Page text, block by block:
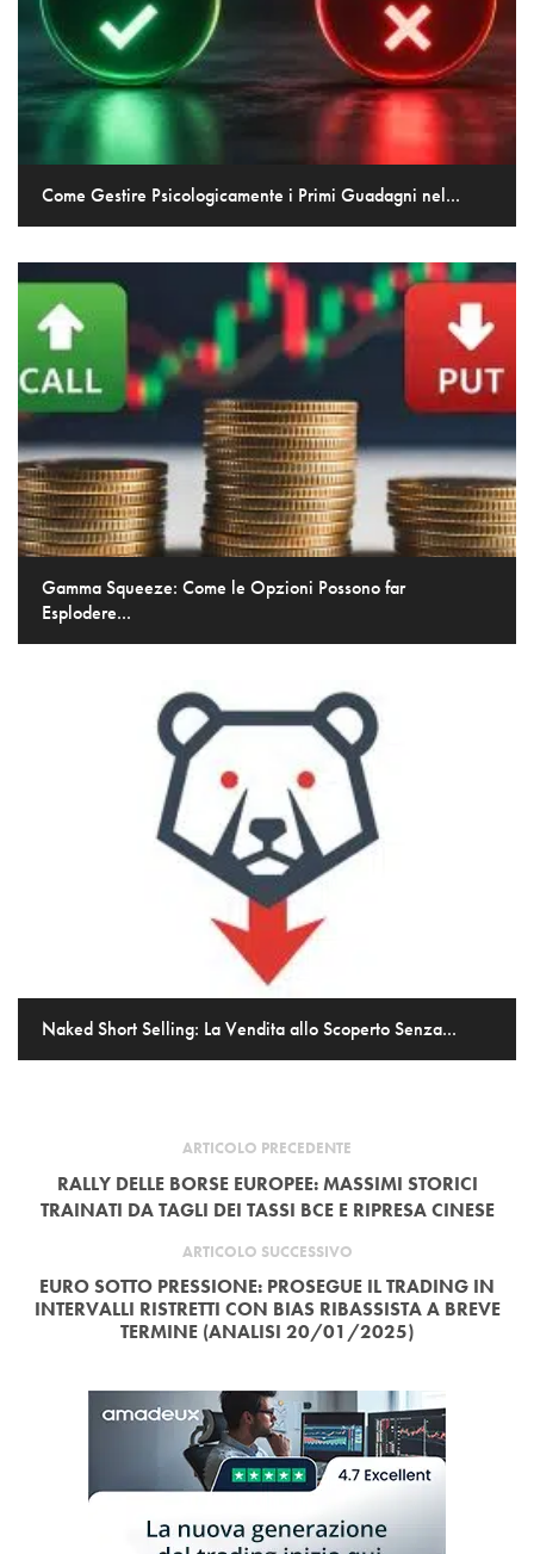
Come Gestire Psicologicamente i Primi Guadagni nel...
Gamma Squeeze: Come le Opzioni Possono far
Esplodere...
Naked Short Selling: La Vendita allo Scoperto Senza...
ARTICOLO PRECEDENTE
RALLY DELLE BORSE EUROPEE: MASSIMI STORICI
TRAINATI DA TAGLI DEI TASSI BCE E RIPRESA CINESE
ARTICOLO SUCCESSIVO
EURO SOTTO PRESSIONE: PROSEGUE IL TRADING IN
INTERVALLI RISTRETTI CON BIAS RIBASSISTA A BREVE
TERMINE (ANALISI 20/01/2025)